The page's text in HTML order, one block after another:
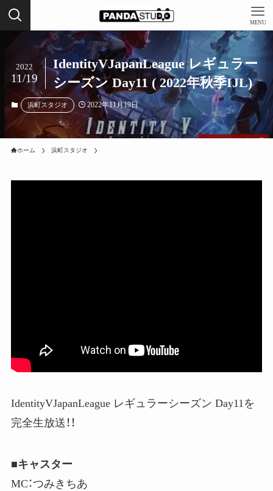
MENU
IdentityVJapanLeague レギュラー
シーズン Day11 ( 2022年秋季IJL)
2022
11/19
浜町スタジオ 2022年11月19日
ホーム 浜町スタジオ
IdentityVJapanLeague レギュラーシーズン Day11を
完全生放送！！
■キャスター
MC：つみきちあ